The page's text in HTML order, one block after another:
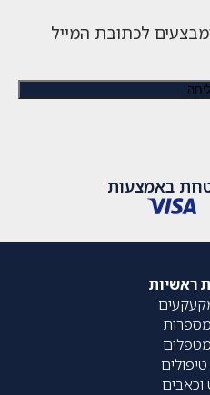
לכתובת המייל
באמצעות
ראשיות
וכאבים